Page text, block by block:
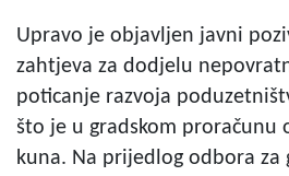
Upravo je objavljen javni
zahtjeva za dodjelu
poticanje razvoja
što je u gradskom proračunu
kuna. Na prijedlog odbora za